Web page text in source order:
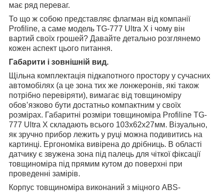
має ряд переваг.
То що ж собою представляє флагман від компанії
Profiline, а саме модель TG-777 Ultra X і чому він
вартий своїх грошей? Давайте детально розглянемо
кожен аспект цього питання.
Габарити і зовнішній вид.
Щільна комплектація підкапотного простору у сучасних
автомобілях (а це зона тих же лонжеронів, які також
потрібно перевіряти), вимагає від товщиноміру
обов’язково бути достатньо компактним у своїх
розмірах. Габаритні розміри товщиноміра Profiline TG-
777 Ultra X складають всього 103х62х27мм. Візуально,
як зручно прибор лежить у руці можна подивитись на
картинці. Ергономіка вивірена до дрібниць. В області
датчику є звужена зона під палець для чіткої фіксації
товщиноміра під прямим кутом до поверхні при
проведенні замірів.
Корпус товщиноміра виконаний з міцного ABS-